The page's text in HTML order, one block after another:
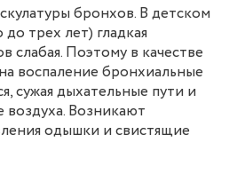
бронхов. В детском
трех лет) гладкая
слабая. Поэтому в качестве
воспаление бронхиальные
сужая дыхательные пути и
воздуха. Возникают
одышки и свистящие